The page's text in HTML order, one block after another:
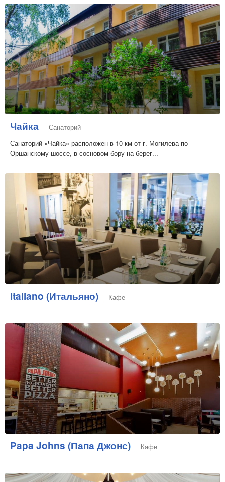
Чайка
Санаторий
Санаторий «Чайка» расположен в 10 км от г. Могилева по
Оршанскому шоссе, в сосновом бору на берег...
Italiano (Итальяно) Кафе
Papa Johns (Папа Джонс) Кафе